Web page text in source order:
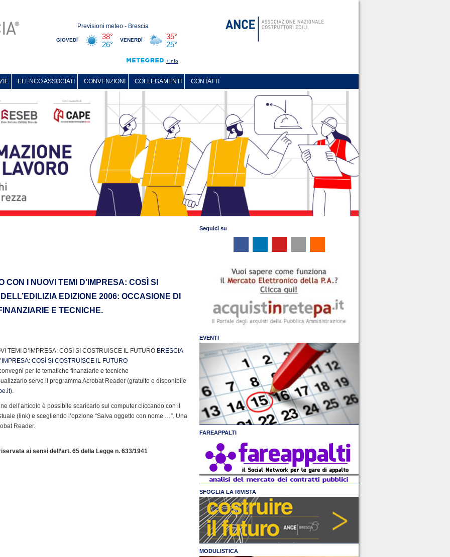
ELENCO ASSOCIATI CONVENZIONI COLLEGAMENTI CONTATTI
I NUOVI TEMI D’IMPRESA: COSÌ SI
EDIZIONE 2006: OCCASIONE DI
E TECNICHE.
TEMI D’IMPRESA: COSÌ SI COSTRUISCE IL FUTURO BRESCIA
COSÌ SI COSTRUISCE IL FUTURO
per le tematiche finanziarie e tecniche
serve il programma Acrobat Reader (gratuito e disponibile
).
dell’articolo è possibile scaricarlo sul computer cliccando con il
(link) e scegliendo l’opzione “Salva oggetto con nome …”. Una
Reader.
ai sensi dell’art. 65 della Legge n. 633/1941
Seguici su
EVENTI
FAREAPPALTI
SFOGLIA LA RIVISTA
MODULISTICA